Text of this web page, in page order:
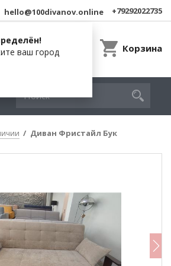
ваш город
hello@100divanov.online +79292022735
Корзина
Диван Фристайл Бук